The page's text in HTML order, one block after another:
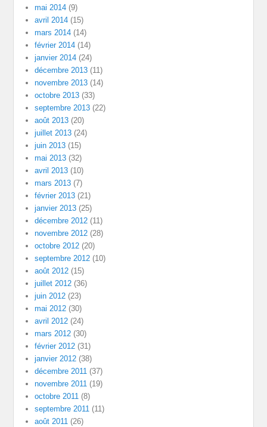
mai 2014 (9)
avril 2014 (15)
mars 2014 (14)
février 2014 (14)
janvier 2014 (24)
décembre 2013 (11)
novembre 2013 (14)
octobre 2013 (33)
septembre 2013 (22)
août 2013 (20)
juillet 2013 (24)
juin 2013 (15)
mai 2013 (32)
avril 2013 (10)
mars 2013 (7)
février 2013 (21)
janvier 2013 (25)
décembre 2012 (11)
novembre 2012 (28)
octobre 2012 (20)
septembre 2012 (10)
août 2012 (15)
juillet 2012 (36)
juin 2012 (23)
mai 2012 (30)
avril 2012 (24)
mars 2012 (30)
février 2012 (31)
janvier 2012 (38)
décembre 2011 (37)
novembre 2011 (19)
octobre 2011 (8)
septembre 2011 (11)
août 2011 (26)